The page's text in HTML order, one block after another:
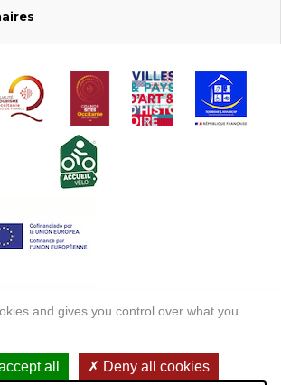
DE DÉVELOPPEMENT RÉGIONAL (FEDER)
Mentions légales
and gives you control over what you
all Deny all cookies